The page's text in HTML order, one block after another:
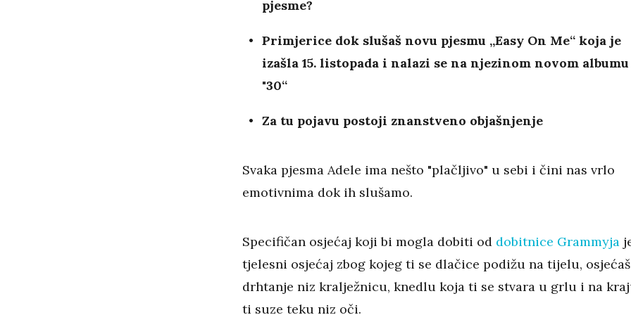
pjesme?
Primjerice dok slušaš novu pjesmu „Easy On Me“ koja je
izašla 15. listopada i nalazi se na njezinom novom albumu
"30“
Za tu pojavu postoji znanstveno objašnjenje
Svaka pjesma Adele ima nešto "plačljivo" u sebi i čini nas vrlo
emotivnima dok ih slušamo.
Specifičan osjećaj koji bi mogla dobiti od dobitnice Grammyja
tjelesni osjećaj zbog kojeg ti se dlačice podižu na tijelu, osjećaš
drhtanje niz kralježnicu, knedlu koja ti se stvara u grlu i na
ti suze teku niz oči.